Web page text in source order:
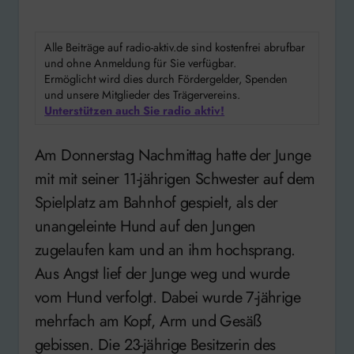
Alle Beiträge auf radio-aktiv.de sind kostenfrei abrufbar
und ohne Anmeldung für Sie verfügbar.
Ermöglicht wird dies durch Fördergelder, Spenden
und unsere Mitglieder des Trägervereins.
Unterstützen auch Sie radio aktiv!
Am Donnerstag Nachmittag hatte der Junge
mit mit seiner 11-jährigen Schwester auf dem
Spielplatz am Bahnhof gespielt, als der
unangeleinte Hund auf den Jungen
zugelaufen kam und an ihm hochsprang.
Aus Angst lief der Junge weg und wurde
vom Hund verfolgt. Dabei wurde 7-jährige
mehrfach am Kopf, Arm und Gesäß
gebissen. Die 23-jährige Besitzerin des